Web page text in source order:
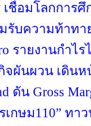
ชื่อมโลกการศึ
มรับความท้าท
รายงานกำไ
จผันผวน เดิน
ดัน Gross
เกษม110” ท